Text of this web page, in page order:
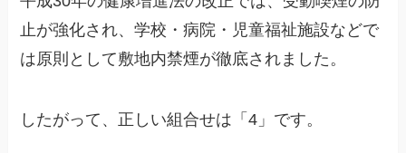
止が強化され、学校・病院・児童福祉施設などで
は原則として敷地内禁煙が徹底されました。
したがって、正しい組合せは「4」です。